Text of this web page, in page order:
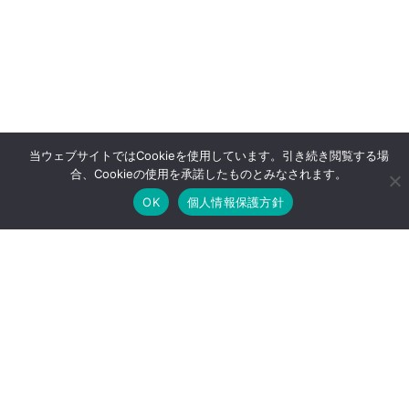
当ウェブサイトではCookieを使用しています。引き続き閲覧する場
合、Cookieの使用を承諾したものとみなされます。
OK
個人情報保護方針